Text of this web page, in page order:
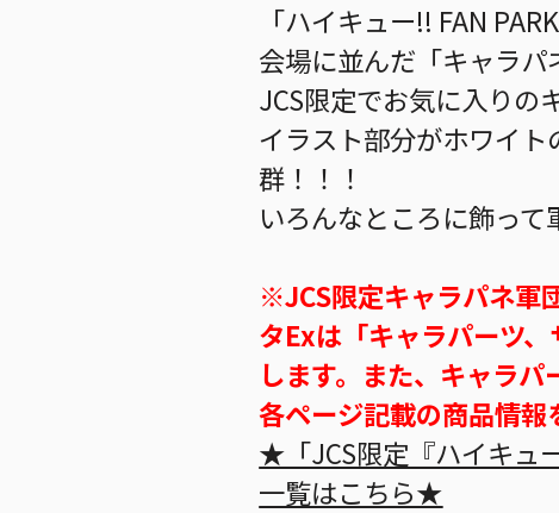
「ハイキュー!! FAN
会場に並んだ「キャラ
JCS限定でお気に入りの
イラスト部分がホワイ
群！！！
いろんなところに飾っ
※JCS限定キャラパネ軍
タExは「キャラパーツ
します。また、キャラ
各ページ記載の商品情
★「JCS限定『ハイキュ
一覧はこちら★